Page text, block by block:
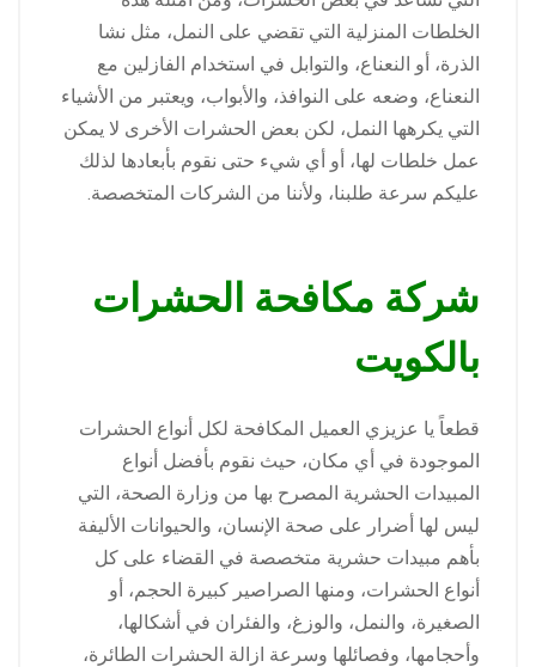
الخلطات المنزلية التي تقضي على النمل، مثل نشا
الذرة، أو النعناع، والتوابل في استخدام الفازلين مع
النعناع، وضعه على النوافذ، والأبواب، ويعتبر من الأشياء
التي يكرهها النمل، لكن بعض الحشرات الأخرى لا يمكن
عمل خلطات لها، أو أي شيء حتى نقوم بأبعادها لذلك
عليكم سرعة طلبنا، ولأننا من الشركات المتخصصة.
شركة مكافحة الحشرات
بالكويت
قطعاً يا عزيزي العميل المكافحة لكل أنواع الحشرات
الموجودة في أي مكان، حيث نقوم بأفضل أنواع
المبيدات الحشرية المصرح بها من وزارة الصحة، التي
ليس لها أضرار على صحة الإنسان، والحيوانات الأليفة
بأهم مبيدات حشرية متخصصة في القضاء على كل
أنواع الحشرات، ومنها الصراصير كبيرة الحجم، أو
الصغيرة، والنمل، والوزغ، والفئران في أشكالها،
وأحجامها، وفصائلها وسرعة ازالة الحشرات الطائرة،